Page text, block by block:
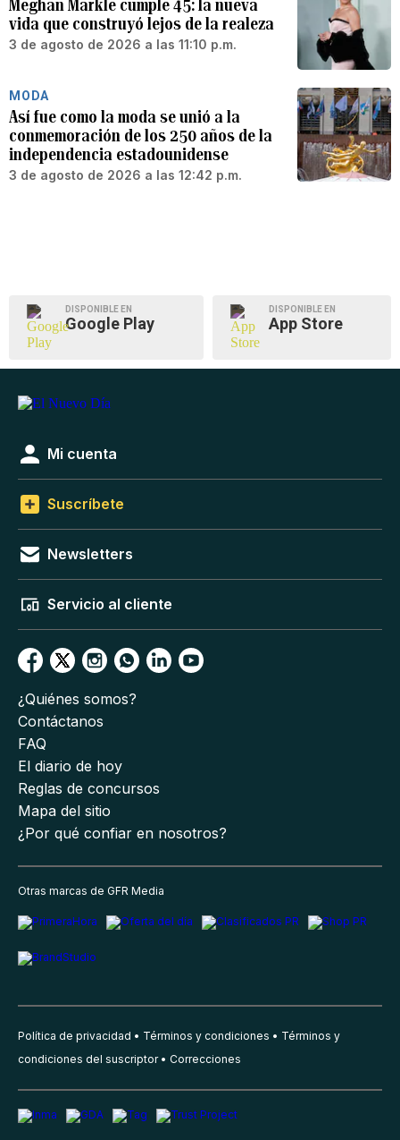
Meghan Markle cumple 45: la nueva
vida que construyó lejos de la realeza
3 de agosto de 2026 a las 11:10 p.m.
MODA
Así fue como la moda se unió a la
conmemoración de los 250 años de la
independencia estadounidense
3 de agosto de 2026 a las 12:42 p.m.
DISPONIBLE EN
Google Play
DISPONIBLE EN
App Store
Mi cuenta
Suscríbete
Newsletters
Servicio al cliente
¿Quiénes somos?
Contáctanos
FAQ
El diario de hoy
Reglas de concursos
Mapa del sitio
¿Por qué confiar en nosotros?
Otras marcas de GFR Media
Política de privacidad Términos y condiciones
Términos y
condiciones del suscriptor
Correcciones